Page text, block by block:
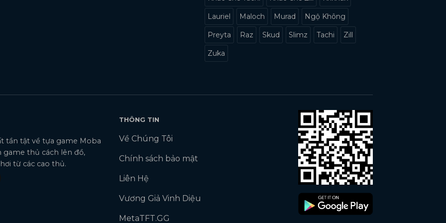
Lauriel Maloch Murad Ngộ Không
Preyta Raz Skud Slimz Tachi Zill
Zuka
tần tật về tựa game Moba
game thủ cách lên đồ,
từ các cao thủ.
THÔNG TIN
Về Chúng Tôi
Chính sách bảo mật
Liên Hệ
Vương Giả Vinh Diệu
MetaTFT.GG